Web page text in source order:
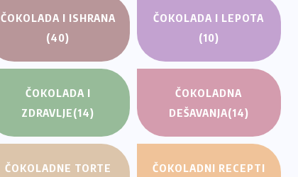
ČOKOLADA I ISHRANA
(40)
ČOKOLADA I LEPOTA
(10)
ČOKOLADA I
ZDRAVLJE(14)
ČOKOLADNA
DEŠAVANJA(14)
ČOKOLADNE TORTE
ČOKOLADNI RECEPTI